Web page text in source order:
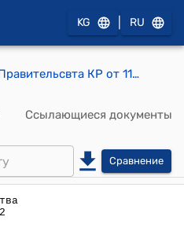
KG RU
Постановление Правительсвта КР от 11 июля 2005 года № 292 "О проекте Закона Кыргызской Республики «О ратификации Соглашения между Правительством Кыргызской Республики и Правительством Греческой Республики о воздушном сообщени подписанного 1 ноября 2004 года в городе Афины»
Ссылающиеся документы
Сравнение